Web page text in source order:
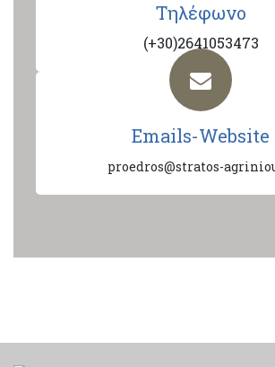
Τηλέφωνο
(+30)2641053473
Emails-Website
proedros@stratos-